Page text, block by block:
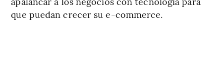
que puedan crecer su e-commerce.